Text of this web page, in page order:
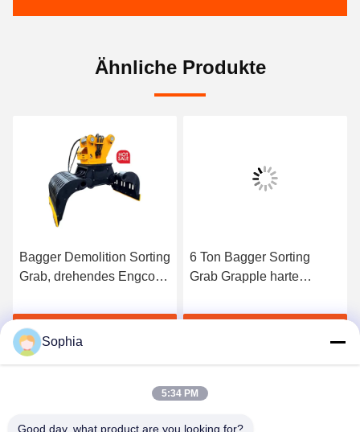
Ähnliche Produkte
Bagger Demolition Sorting
Grab, drehendes Engcon,
Erhalten Sie besten Preis
6 Ton Bagger Sorting
Grab Grapple harte
materiellen Lenker
Sophia
5:34 PM
Good day, what product are you looking for?